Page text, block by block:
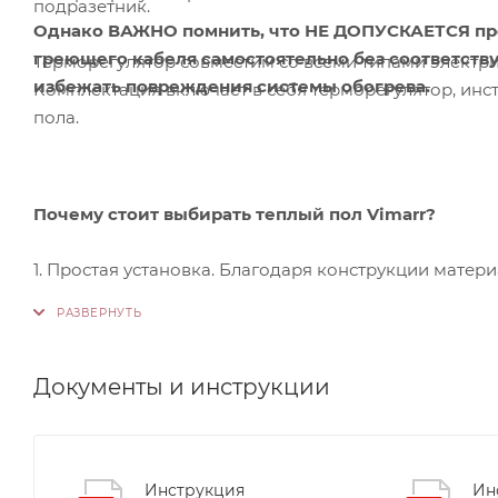
Однако ВАЖНО помнить, что НЕ ДОПУСКАЕТСЯ
греющего кабеля самостоятельно без
избежать повреждения системы обогрева.
подразетник.
Терморегулятор совместим со всеми типами
Комплектация включает в себя терморегулятор,
пола.
Почему стоит выбирать теплый пол Vimarr?
1. Простая установка. Благодаря конструкции
затраты на монтаж остаются минимальными, делая
коттедже или доме.
Документы и инструкции
Инструкция